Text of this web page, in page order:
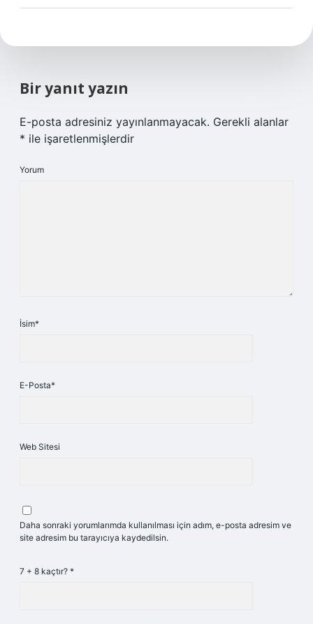
Bir yanıt yazın
E-posta adresiniz yayınlanmayacak. Gerekli alanlar
* ile işaretlenmişlerdir
Yorum
İsim*
E-Posta*
Web Sitesi
Daha sonraki yorumlarımda kullanılması için adım, e-posta adresim ve
site adresim bu tarayıcıya kaydedilsin.
7 + 8 kaçtır? *